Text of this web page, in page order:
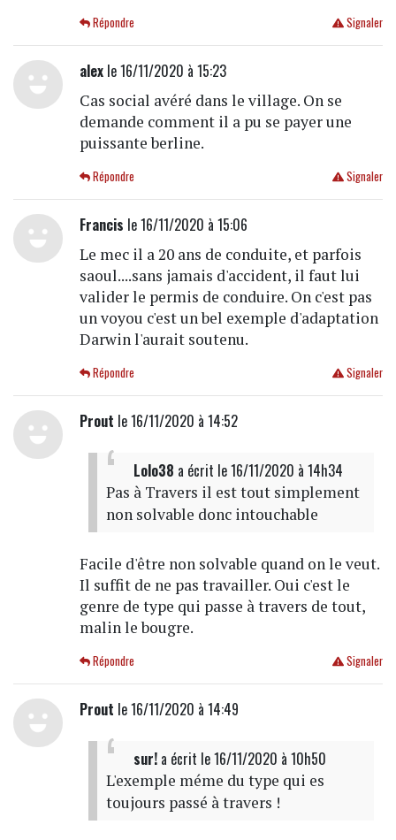
Signaler
Répondre
alexle 16/11/2020 à 15:23
Cas social avéré dans le village. On se
demande comment il a pu se payer une
puissante berline.
Signaler
Répondre
Francis le 16/11/2020 à 15:06
Le mec il a 20 ans de conduite, et parfois
saoul....sans jamais d'accident, il faut lui
valider le permis de conduire. On c'est pas
un voyou c'est un bel exemple d'adaptation
Darwin l'aurait soutenu.
Signaler
Répondre
Prout le 16/11/2020 à 14:52
Lolo38 a écrit le 16/11/2020 à 14h34
Pas à Travers il est tout simplement
non solvable donc intouchable
Facile d'être non solvable quand on le veut.
Il suffit de ne pas travailler. Oui c'est le
genre de type qui passe à travers de tout,
malin le bougre.
Signaler
Répondre
Prout le 16/11/2020 à 14:49
sur!a écrit le 16/11/2020 à 10h50
L'exemple méme du type qui es
toujours passé à travers !